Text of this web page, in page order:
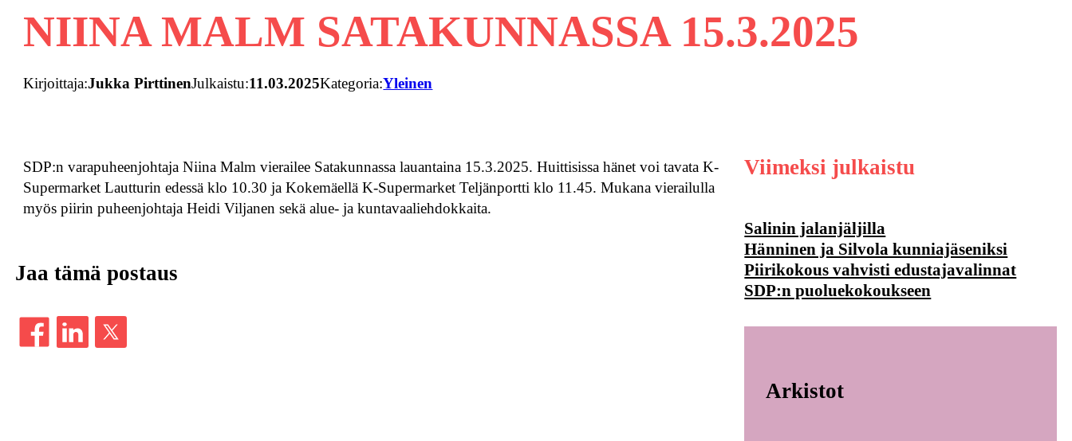
NIINA MALM SATAKUNNASSA 15.3.2025
Kirjoittaja:Jukka PirttinenJulkaistu:11.03.2025Kategoria:Yleinen
SDP:n varapuheenjohtaja Niina Malm vierailee Satakunnassa lauantaina 15.3.2025. Huittisissa hänet voi tavata K-
Supermarket Lautturin edessä klo 10.30 ja Kokemäellä K-Supermarket Teljänportti klo 11.45. Mukana vierailulla
myös piirin puheenjohtaja Heidi Viljanen sekä alue- ja kuntavaaliehdokkaita.
Jaa tämä postaus
Viimeksi julkaistu
Salinin jalanjäljilla
Hänninen ja Silvola kunniajäseniksi
Piirikokous vahvisti edustajavalinnat
SDP:n puoluekokoukseen
Arkistot